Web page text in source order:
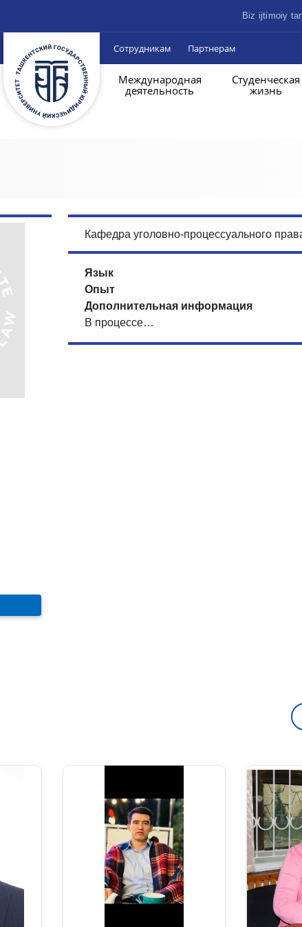
Biz ijtimoiy
Сотрудникам Партнерам
Международная
деятельность
Студенческая
жизнь
Кафедра уголовно-процессуального
Язык
Опыт
Дополнительная информация
В процессе…
Чат
чат
по